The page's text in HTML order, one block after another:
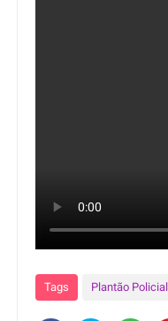
Tags Plantão Policial